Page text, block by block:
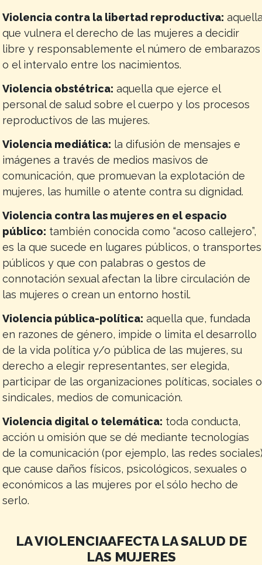
Violencia contra la libertad reproductiva:
que vulnera el derecho de las mujeres a decidir
libre y responsablemente el número de embarazos
o el intervalo entre los nacimientos.
Violencia obstétrica: aquella que ejerce el
personal de salud sobre el cuerpo y los procesos
reproductivos de las mujeres.
Violencia mediática: la difusión de mensajes e
imágenes a través de medios masivos de
comunicación, que promuevan la explotación de
mujeres, las humille o atente contra su dignidad.
Violencia contra las mujeres en el espacio
público: también conocida como “acoso callejero”,
es la que sucede en lugares públicos, o transportes
públicos y que con palabras o gestos de
connotación sexual afectan la libre circulación de
las mujeres o crean un entorno hostil.
Violencia pública-política: aquella que, fundada
en razones de género, impide o limita el desarrollo
de la vida política y/o pública de las mujeres, su
derecho a elegir representantes, ser elegida,
participar de las organizaciones políticas, sociales o
sindicales, medios de comunicación.
Violencia digital o telemática: toda conducta,
acción u omisión que se dé mediante tecnologías
de la comunicación (por ejemplo, las redes
que cause daños físicos, psicológicos, sexuales o
económicos a las mujeres por el sólo hecho de
serlo.
LA VIOLENCIAAFECTA LA SALUD DE
LAS MUJERES